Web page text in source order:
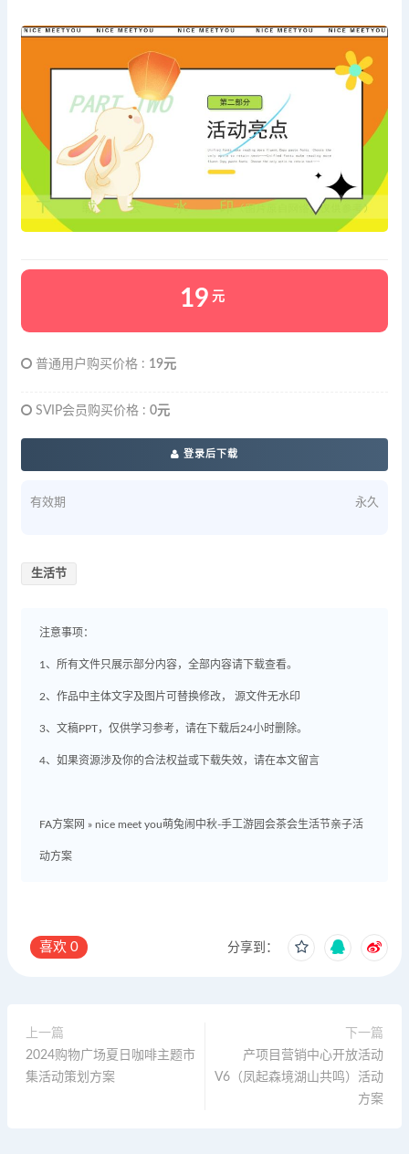
19 元
普通用户购买价格 : 19元
SVIP会员购买价格 : 0元
登录后下载
有效期 永久
生活节
注意事项：
1、所有文件只展示部分内容，全部内容请下载查看。
2、作品中主体文字及图片可替换修改， 源文件无水印
3、文稿PPT，仅供学习参考，请在下载后24小时删除。
4、如果资源涉及你的合法权益或下载失效，请在本文留言
FA方案网 » nice meet you萌兔闹中秋-手工游园会茶会生活节亲子活
动方案
喜欢 0 分享到：
上一篇
2024购物广场夏日咖啡主题市
集活动策划方案
下一篇
产项目营销中心开放活动
V6（凤起森境湖山共鸣）活动
方案